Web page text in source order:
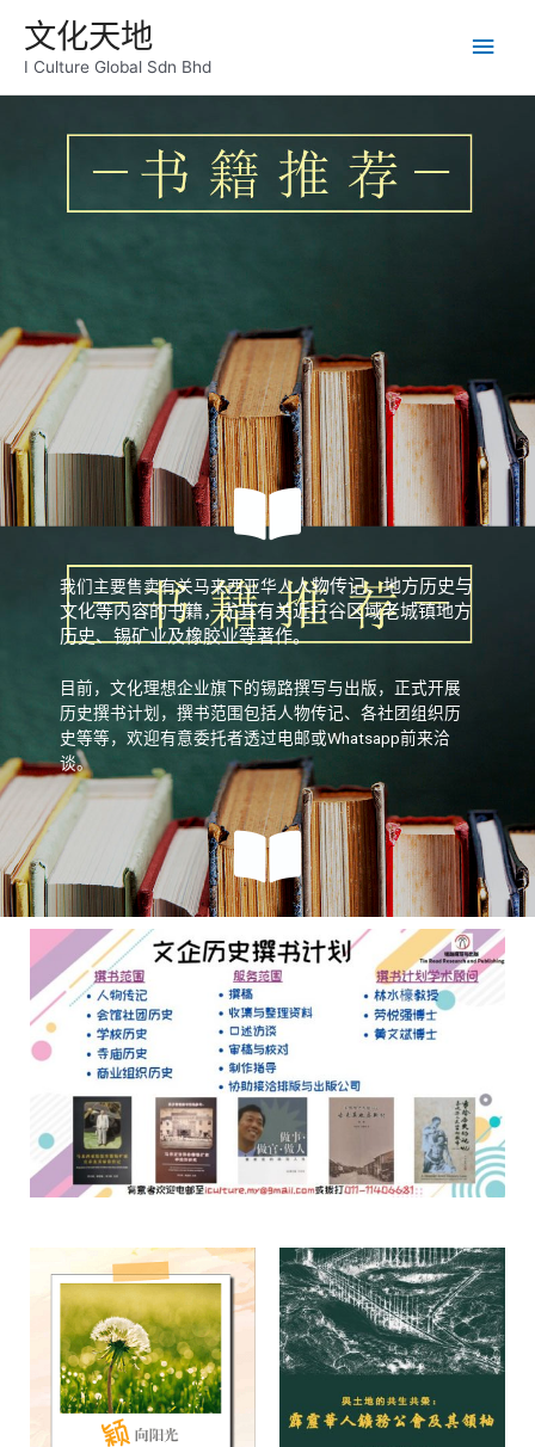
文化天地
I Culture Global Sdn Bhd
单
我们主要售卖有关马来西亚华人人物传记、地方历史与
文化等内容的书籍，尤其有关近打谷区域老城镇地方
历史、锡矿业及橡胶业等著作。
目前，文化理想企业旗下的锡路撰写与出版，正式开展
历史撰书计划，撰书范围包括人物传记、各社团组织历
史等等，欢迎有意委托者透过电邮或Whatsapp前来洽
谈。